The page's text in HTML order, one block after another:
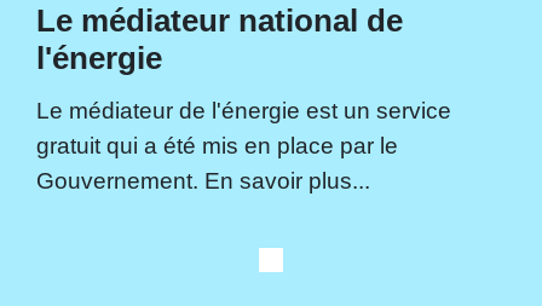
Le médiateur national de
l'énergie
Le médiateur de l'énergie est un service
gratuit qui a été mis en place par le
Gouvernement. En savoir plus...